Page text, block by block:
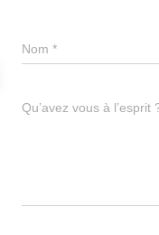
Nom *
Qu’avez vous à l’esprit